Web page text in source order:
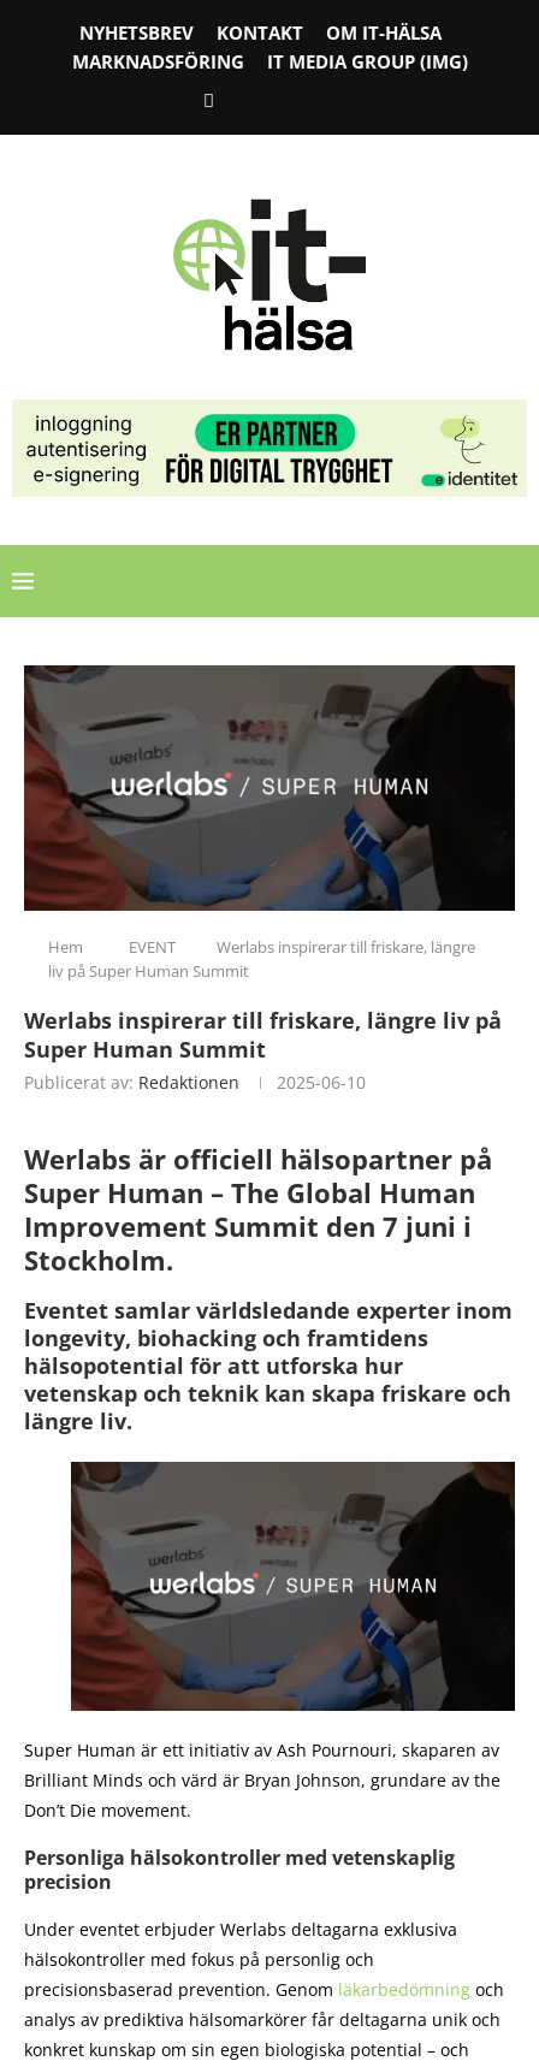
NYHETSBREV KONTAKT
OM IT-HÄLSA
MARKNADSFÖRING
IT MEDIA GROUP (IMG)
Hem EVENT
Werlabs inspirerar till friskare, längre
liv på Super Human Summit
Werlabs inspirerar till friskare, längre liv på
Super Human Summit
Publicerat av: Redaktionen 2025-06-10
Werlabs är officiell hälsopartner på
Super Human – The Global Human
Improvement Summit den 7 juni i
Stockholm.
Eventet samlar världsledande experter inom
longevity, biohacking och framtidens
hälsopotential för att utforska hur
vetenskap och teknik kan skapa friskare och
längre liv.
Super Human är ett initiativ av Ash Pournouri, skaparen av
Brilliant Minds och värd är Bryan Johnson, grundare av the
Don’t Die movement.
Personliga hälsokontroller med vetenskaplig
precision
Under eventet erbjuder Werlabs deltagarna exklusiva
hälsokontroller med fokus på personlig och
precisionsbaserad prevention. Genom läkarbedömning och
analys av prediktiva hälsomarkörer får deltagarna unik och
konkret kunskap om sin egen biologiska potential – och